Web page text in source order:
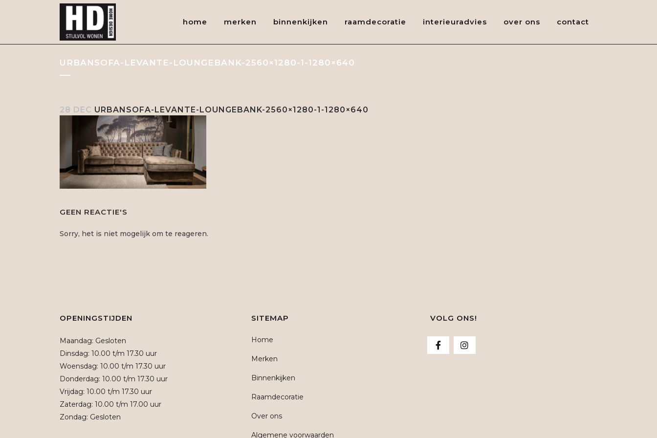
home merken binnenkijken raamdecoratie interieuradvies over ons contact
URBANSOFA-LEVANTE-LOUNGEBANK-2560×1280-1-1280×640
28 DEC URBANSOFA-LEVANTE-LOUNGEBANK-2560×1280-1-1280×640
GEEN REACTIE'S
Sorry, het is niet mogelijk om te reageren.
OPENINGSTIJDEN
Maandag: Gesloten
Dinsdag: 10.00 t/m 17.30 uur
Woensdag: 10.00 t/m 17.30 uur
Donderdag: 10.00 t/m 17.30 uur
Vrijdag: 10.00 t/m 17.30 uur
Zaterdag: 10.00 t/m 17.00 uur
Zondag: Gesloten
SITEMAP
Home
Merken
Binnenkijken
Raamdecoratie
Over ons
Algemene voorwaarden
VOLG ONS!